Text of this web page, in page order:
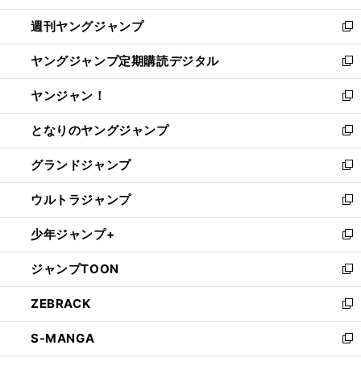
開
く
ウ
で
開
く
ン
ド
ウ
で
開
く
ウ
ィ
ン
ド
ウ
で
開
く
週刊ヤングジャンプ
新
し
い
ウ
ィ
ン
ド
ウ
で
開
く
ヤングジャンプ定期購読デジタル
新
し
い
ウ
ィ
ン
ド
ウ
で
開
く
ヤンジャン！
新
し
い
ウ
ィ
ン
ド
ウ
で
開
く
となりのヤングジャンプ
新
し
い
ウ
ィ
ン
ド
ウ
で
開
く
グランドジャンプ
新
し
い
ウ
ィ
ン
ド
ウ
で
開
く
ウルトラジャンプ
新
し
い
ウ
ィ
ン
ド
ウ
で
開
少年ジャンプ+
新
し
い
ウ
ィ
ン
ド
ウ
ジャンプTOON
新
し
い
ウ
ィ
ン
ZEBRACK
新
し
い
ウ
S-MANGA
新
し